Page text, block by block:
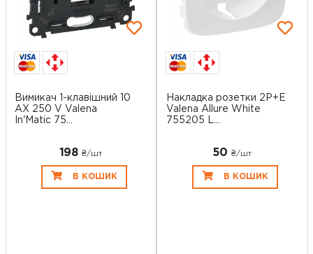
Вимикач 1-клавішний 10
AX 250 V Valena
In'Matic 75...
198 ₴/шт
В КОШИК
Накладка розетки 2P+E
Valena Allure White
755205 L...
50 ₴/шт
В КОШИК